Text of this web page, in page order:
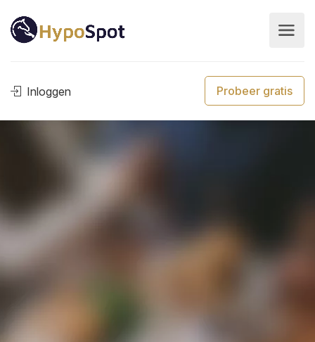
Inloggen Probeer gratis